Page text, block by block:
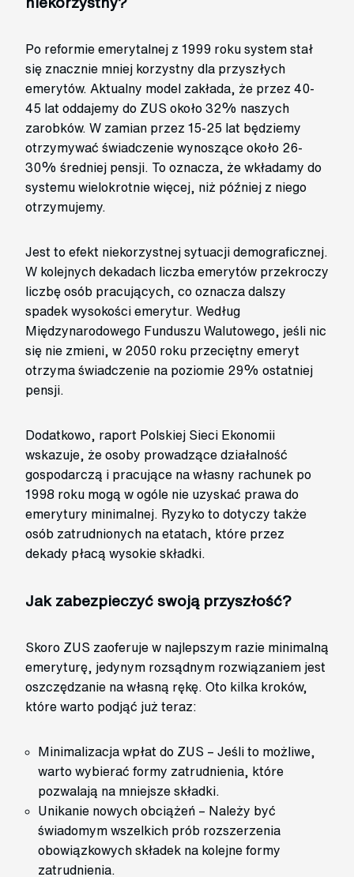
Po reformie emerytalnej z 1999 roku system stał
się znacznie mniej korzystny dla przyszłych
emerytów. Aktualny model zakłada, że przez 40-
45 lat oddajemy do ZUS około 32% naszych
zarobków. W zamian przez 15-25 lat będziemy
otrzymywać świadczenie wynoszące około 26-
30% średniej pensji. To oznacza, że wkładamy do
systemu wielokrotnie więcej, niż później z niego
otrzymujemy.
Jest to efekt niekorzystnej sytuacji demograficznej.
W kolejnych dekadach liczba emerytów przekroczy
liczbę osób pracujących, co oznacza dalszy
spadek wysokości emerytur. Według
Międzynarodowego Funduszu Walutowego, jeśli nic
się nie zmieni, w 2050 roku przeciętny emeryt
otrzyma świadczenie na poziomie 29% ostatniej
pensji.
Dodatkowo, raport Polskiej Sieci Ekonomii
wskazuje, że osoby prowadzące działalność
gospodarczą i pracujące na własny rachunek po
1998 roku mogą w ogóle nie uzyskać prawa do
emerytury minimalnej. Ryzyko to dotyczy także
osób zatrudnionych na etatach, które przez
dekady płacą wysokie składki.
Jak zabezpieczyć swoją przyszłość?
Skoro ZUS zaoferuje w najlepszym razie minimalną
emeryturę, jedynym rozsądnym rozwiązaniem jest
oszczędzanie na własną rękę. Oto kilka kroków,
które warto podjąć już teraz:
Minimalizacja wpłat do ZUS – Jeśli to możliwe,
warto wybierać formy zatrudnienia, które
pozwalają na mniejsze składki.
Unikanie nowych obciążeń – Należy być
świadomym wszelkich prób rozszerzenia
obowiązkowych składek na kolejne formy
zatrudnienia.